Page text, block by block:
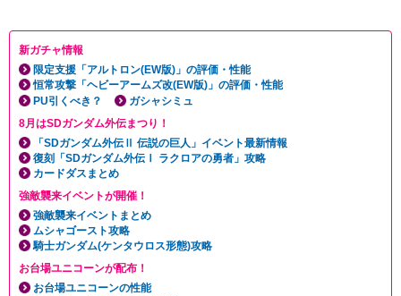
新ガチャ情報
限定支援「アルトロン(EW版)」の評価・性能
恒常攻撃「ヘビーアームズ改(EW版)」の評価・性能
PU引くべき？
ガシャシミュ
8月はSDガンダム外伝まつり！
「SDガンダム外伝Ⅱ 伝説の巨人」イベント最新情報
復刻「SDガンダム外伝Ⅰ ラクロアの勇者」攻略
カードダスまとめ
強敵襲来イベントが開催！
強敵襲来イベントまとめ
ムシャゴースト攻略
騎士ガンダム(ケンタウロス形態)攻略
お台場ユニコーンが配布！
お台場ユニコーンの性能